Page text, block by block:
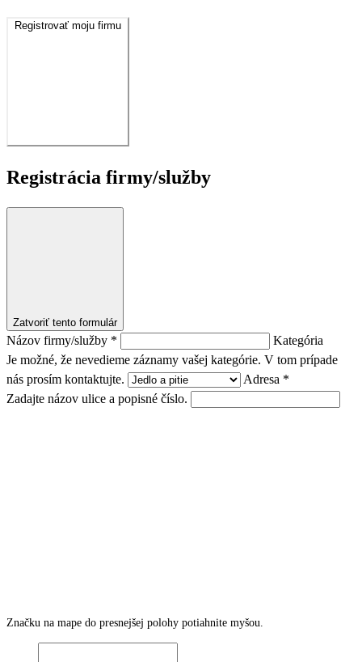
Registrovať moju firmu
Registrácia firmy/služby
Zatvoriť tento formulár
Názov firmy/služby *
Kategória
Je možné, že nevedieme záznamy vašej kategórie. V tom prípade
nás prosím kontaktujte.
Adresa *
Zadajte názov ulice a popisné číslo.
Značku na mape do presnejšej polohy potiahnite myšou.